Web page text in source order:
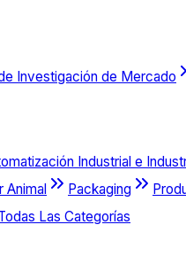
Investigación de Mercado
Industrial e
Animal Packaging
Las Categorías